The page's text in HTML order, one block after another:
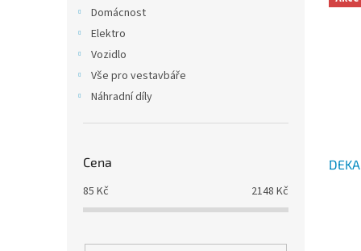
Domácnost
Elektro
Vozidlo
Vše pro vestavbáře
Náhradní díly
Cena
85 Kč 2148 Kč